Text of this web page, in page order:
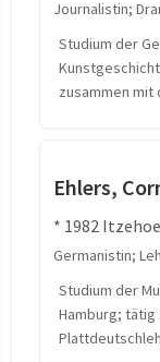
Journalistin;
Studium der
zusammen
Ehlers,
* 1982
Germanistin;
Studium der
Hamburg; tätig